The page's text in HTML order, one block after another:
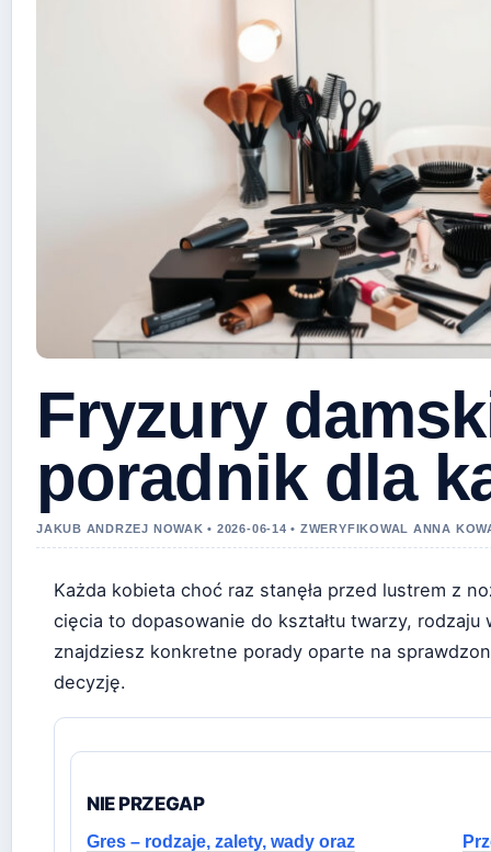
Fryzury
poradnik dla
JAKUB ANDRZEJ NOWAK • 2026-06-14 • ZWERYFIKOWAL ANNA
Każda kobieta choć raz stanęła przed lustrem z
cięcia to dopasowanie do kształtu twarzy,
znajdziesz konkretne porady oparte na
decyzję.
NIE PRZEGAP
Gres – rodzaje, zalety, wady oraz